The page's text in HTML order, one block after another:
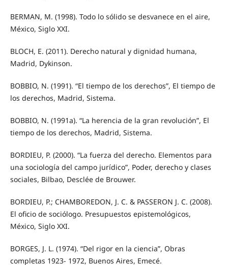
BERMAN, M. (1998). Todo lo sólido se desvanece en el aire,
México, Siglo XXI.
BLOCH, E. (2011). Derecho natural y dignidad humana,
Madrid, Dykinson.
BOBBIO, N. (1991). “El tiempo de los derechos”, El tiempo de
los derechos, Madrid, Sistema.
BOBBIO, N. (1991a). “La herencia de la gran revolución”, El
tiempo de los derechos, Madrid, Sistema.
BORDIEU, P. (2000). “La fuerza del derecho. Elementos para
una sociología del campo jurídico”, Poder, derecho y clases
sociales, Bilbao, Desclée de Brouwer.
BORDIEU, P.; CHAMBOREDON, J. C. & PASSERON J. C. (2008).
El oficio de sociólogo. Presupuestos epistemológicos,
México, Siglo XXI.
BORGES, J. L. (1974). “Del rigor en la ciencia”, Obras
completas 1923- 1972, Buenos Aires, Emecé.